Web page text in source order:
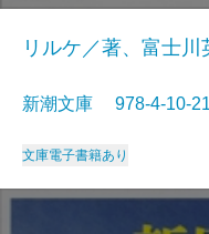
リルケ／著、富士川
新潮文庫 978-4-10-
文庫電子書籍あり